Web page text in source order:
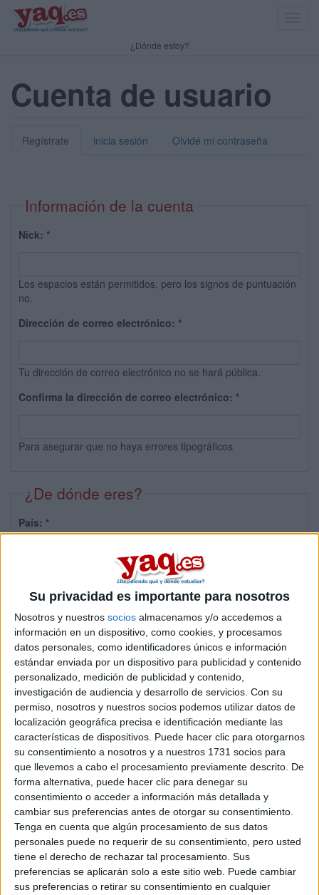
Su privacidad es importante para nosotros
Nosotros y nuestros socios almacenamos y/o accedemos a
información en un dispositivo, como cookies, y procesamos
datos personales, como identificadores únicos e información
estándar enviada por un dispositivo para publicidad y contenido
personalizado, medición de publicidad y contenido,
investigación de audiencia y desarrollo de servicios. Con su
permiso, nosotros y nuestros socios podemos utilizar datos de
localización geográfica precisa e identificación mediante las
características de dispositivos. Puede hacer clic para otorgarnos
su consentimiento a nosotros y a nuestros 1731 socios para
que llevemos a cabo el procesamiento previamente descrito. De
forma alternativa, puede hacer clic para denegar su
consentimiento o acceder a información más detallada y
cambiar sus preferencias antes de otorgar su consentimiento.
Tenga en cuenta que algún procesamiento de sus datos
personales puede no requerir de su consentimiento, pero usted
tiene el derecho de rechazar tal procesamiento. Sus
preferencias se aplicarán solo a este sitio web. Puede cambiar
sus preferencias o retirar su consentimiento en cualquier
¿Dónde estoy?
Cuenta de usuario
Regístrate inicia sesión Olvidé mi contraseña
Información de la cuenta
Nick: *
Los espacios están permitidos, pero los signos de puntuación
no.
Dirección de correo electrónico: *
Tu dirección de correo electrónico no se hará pública.
Confirma la dirección de correo electrónico: *
Para asegurar que no haya errores tipográficos
¿De dónde eres?
País: *
Sobre ti
Soy:*
Chico
Chica
¿En qué año terminas (o terminaste) bachillerato o FP?
Soy estudiante de:*
Términos y Condiciones de Uso